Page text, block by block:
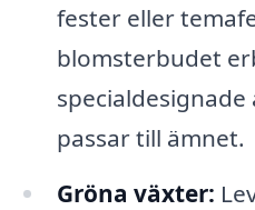
fester eller
blomsterbudet
passar till ämnet.
Gröna växter: